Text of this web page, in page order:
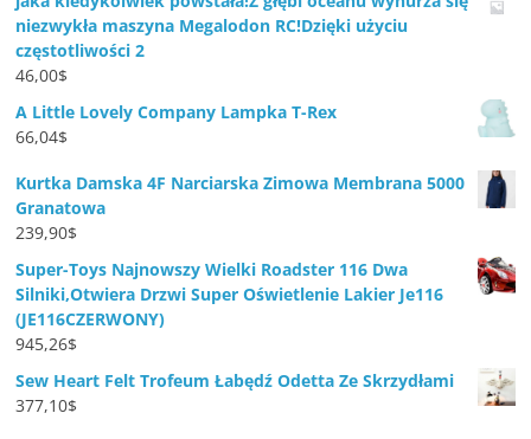
niezwykła maszyna Megalodon RC!Dzięki użyciu
częstotliwości 2
46,00$
A Little Lovely Company Lampka T-Rex
66,04$
Kurtka Damska 4F Narciarska Zimowa Membrana 5000
Granatowa
239,90$
Super-Toys Najnowszy Wielki Roadster 116 Dwa
Silniki,Otwiera Drzwi Super Oświetlenie Lakier Je116
(JE116CZERWONY)
945,26$
Sew Heart Felt Trofeum Łabędź Odetta Ze Skrzydłami
377,10$